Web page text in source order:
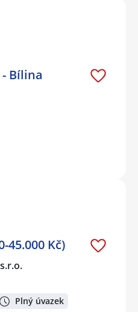
Bílina
45.000 Kč)
Plný úvazek